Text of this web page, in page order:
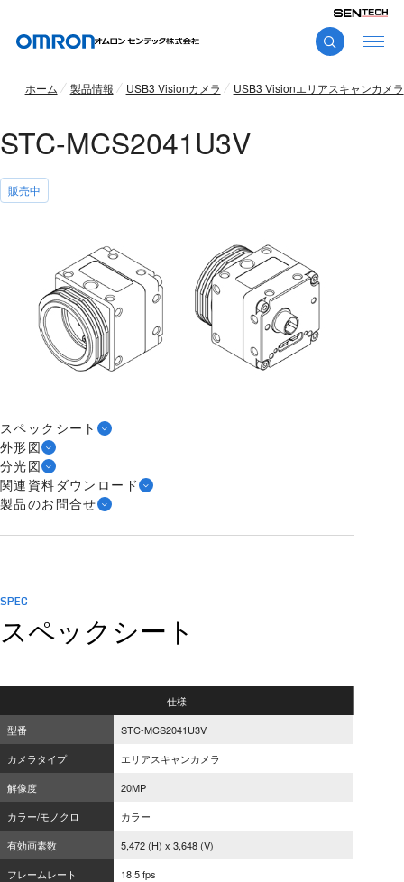
ホーム 製品情報 USB3 Visionカメラ USB3 Visionエリアスキャンカメラ
STC-MCS2041U3V
販売中
スペックシート
外形図
分光図
関連資料ダウンロード
製品のお問合せ
SPEC
スペックシート
仕様
型番
STC-MCS2041U3V
カメラタイプ
エリアスキャンカメラ
解像度
20MP
カラー/モノクロ
カラー
有効画素数
5,472 (H) x 3,648 (V)
フレームレート
18.5 fps